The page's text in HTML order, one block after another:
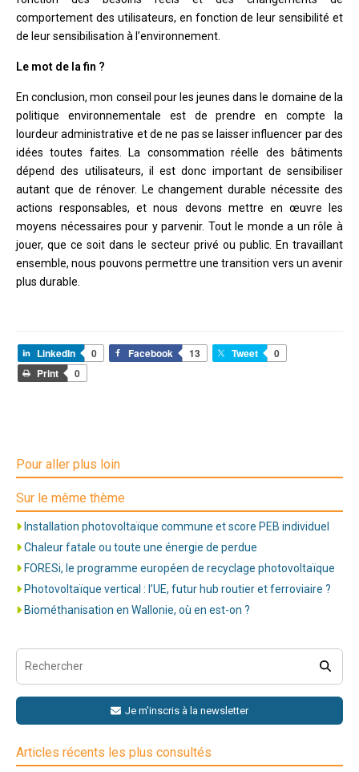
comportement des utilisateurs, en fonction de leur sensibilité et
de leur sensibilisation à l’environnement.
Le mot de la fin ?
En conclusion, mon conseil pour les jeunes dans le domaine de la
politique environnementale est de prendre en compte la
lourdeur administrative et de ne pas se laisser influencer par des
idées toutes faites. La consommation réelle des bâtiments
dépend des utilisateurs, il est donc important de sensibiliser
autant que de rénover. Le changement durable nécessite des
actions responsables, et nous devons mettre en œuvre les
moyens nécessaires pour y parvenir. Tout le monde a un rôle à
jouer, que ce soit dans le secteur privé ou public. En travaillant
ensemble, nous pouvons permettre une transition vers un avenir
plus durable.
LinkedIn 0 Facebook 13 Tweet
0
Print
0
Pour aller plus loin
Sur le même thème
Installation photovoltaïque commune et score PEB individuel
Chaleur fatale ou toute une énergie de perdue
FORESi, le programme européen de recyclage photovoltaïque
Photovoltaïque vertical : l’UE, futur hub routier et ferroviaire ?
Biométhanisation en Wallonie, où en est-on ?
Je m'inscris à la newsletter
Articles récents les plus consultés